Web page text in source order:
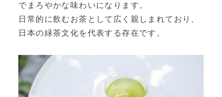
でまろやかな味わいになります。
日常的に飲むお茶として広く親しまれており、
日本の緑茶文化を代表する存在です。